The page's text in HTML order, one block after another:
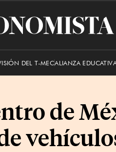
El
DEL T-MECALIANZA
de